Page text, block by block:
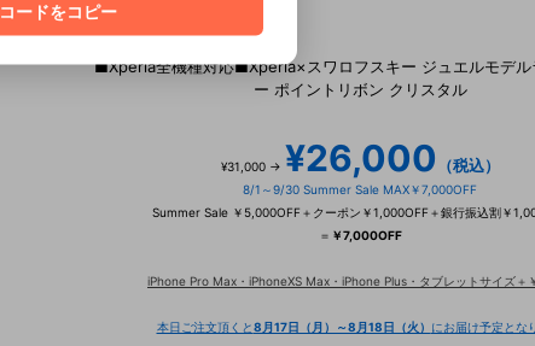
■Xperia全機種対応■Xperia×スワロフスキー ジュエルモデル
ー ポイントリボン クリスタル
¥31,000 → ¥26,000 （税込）
8/1～9/30 Summer Sale MAX￥7,000OFF
Summer Sale ￥5,000OFF＋クーポン￥1,000OFF＋銀行振込割￥
＝ ￥7,000OFF
iPhone Pro Max・iPhoneXS Max・iPhone Plus・タブレットサイズ＋
本日ご注文頂くと8月17日（月）～8月18日（火） にお届け予定とな
コードをコピー